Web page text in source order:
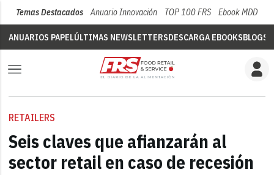
Temas Destacados Anuario Innovación TOP 100 FRS Ebook MDD
ANUARIOS PAPELÚLTIMAS NEWSLETTERSDESCARGA EBOOKSBLOGS
RETAILERS
Seis claves que afianzarán al
sector retail en caso de recesión